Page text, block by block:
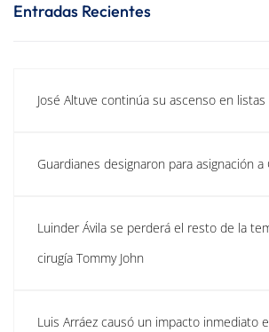
Entradas Recientes
José Altuve continúa su ascenso en
Guardianes designaron para asignación a
Luinder Ávila se perderá el resto de la
cirugía Tommy John
Luis Arráez causó un impacto inmediato